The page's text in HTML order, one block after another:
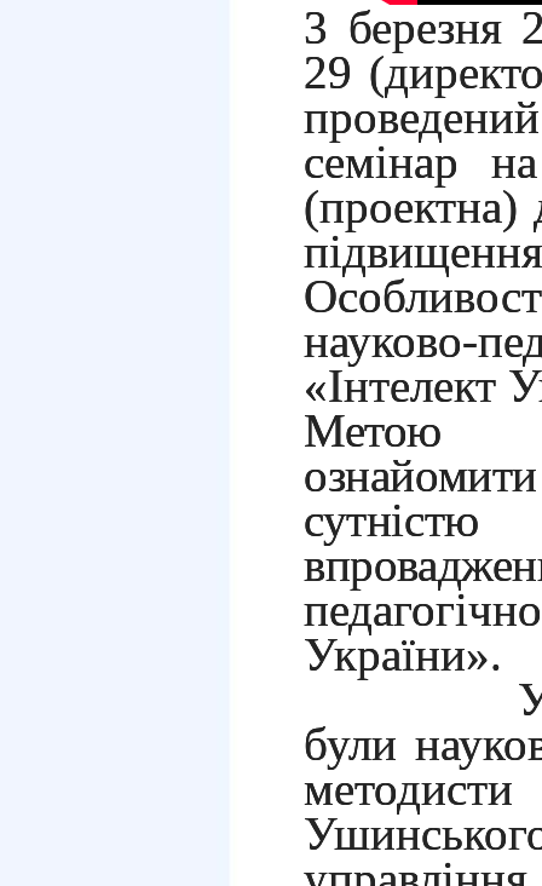
3
29
семінар
(проектна)
науково-
«Інтелект
Метою
сутністю
України».
були